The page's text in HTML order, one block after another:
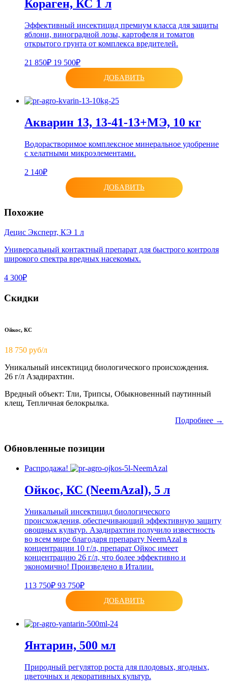
Кораген, КС 1 л
Эффективный инсектицид премиум класса для защиты
яблони, виноградной лозы, картофеля и томатов
открытого грунта от комплекса вредителей.
21 850₽ 19 500₽
ДОБАВИТЬ
Акварин 13, 13-41-13+МЭ, 10 кг
Водорастворимое комплексное минеральное удобрение
с хелатными микроэлементами.
2 140₽
ДОБАВИТЬ
Похожие
Децис Эксперт, КЭ 1 л
Универсальный контактный препарат для быстрого контроля
широкого спектра вредных насекомых.
4 300₽
Скидки
Ойкос, КС
18 750 руб/л
Уникальный инсектицид биологического происхождения.
26 г/л Азадирахтин.
Вредный объект: Тли, Трипсы, Обыкновенный паутинный
клещ, Тепличная белокрылка.
Подробнее →
Обновленные позиции
Распродажа!
Ойкос, КС (NeemAzal), 5 л
Уникальный инсектицид биологического
происхождения, обеспечивающий эффективную защиту
овощных культур. Азадирахтин получило известность
во всем мире благодаря препарату NeemAzal в
концентрации 10 г/л, препарат Ойкос имеет
концентрацию 26 г/л, что более эффективно и
экономично! Произведено в Италии.
113 750₽ 93 750₽
ДОБАВИТЬ
Янтарин, 500 мл
Природный регулятор роста для плодовых, ягодных,
цветочных и декоративных культур.